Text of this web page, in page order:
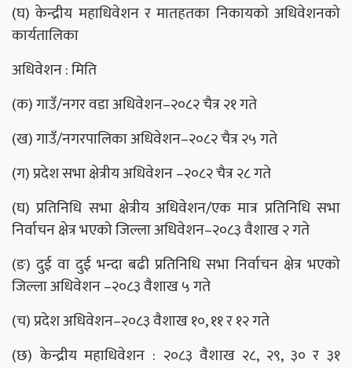
(घ) केन्द्रीय महाधिवेशन र मातहतका निकायको अधिवेशनको
कार्यतालिका
अधिवेशन : मिति
(क) गाउँ/नगर वडा अधिवेशन–२०८२ चैत्र २१ गते
(ख) गाउँ/नगरपालिका अधिवेशन–२०८२ चैत्र २५ गते
(ग) प्रदेश सभा क्षेत्रीय अधिवेशन –२०८२ चैत्र २८ गते
(घ) प्रतिनिधि सभा क्षेत्रीय अधिवेशन/एक मात्र प्रतिनिधि सभा
निर्वाचन क्षेत्र भएको जिल्ला अधिवेशन–२०८३ वैशाख २ गते
(ङ) दुई वा दुई भन्दा बढी प्रतिनिधि सभा निर्वाचन क्षेत्र भएको
जिल्ला अधिवेशन –२०८३ वैशाख ५ गते
(च) प्रदेश अधिवेशन–२०८३ वैशाख १०, ११ र १२ गते
(छ) केन्द्रीय महाधिवेशन : २०८३ वैशाख २८, २९, ३० र ३१